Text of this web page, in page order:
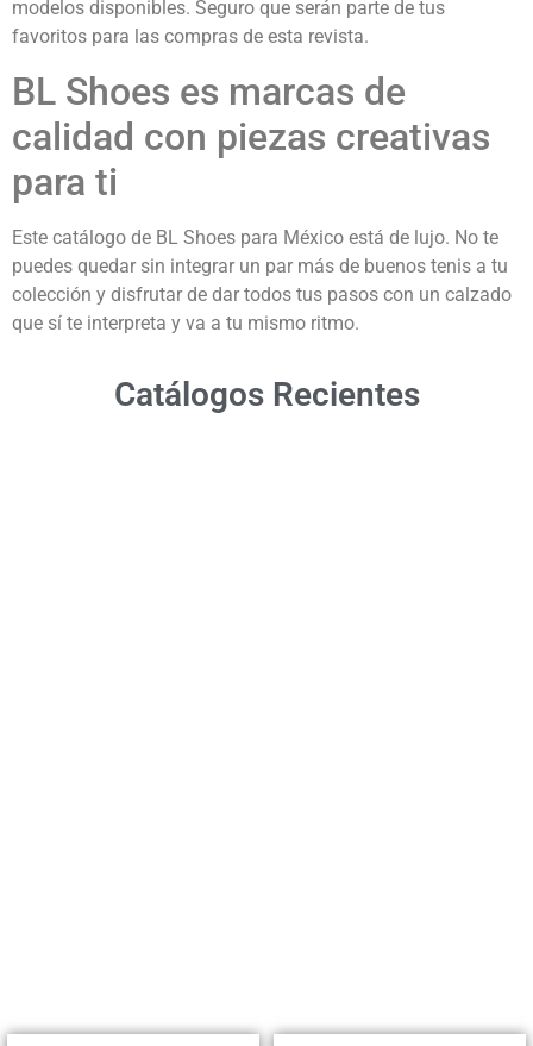
modelos disponibles. Seguro que serán parte de tus
favoritos para las compras de esta revista.
BL Shoes es marcas de
calidad con piezas creativas
para ti
Este catálogo de BL Shoes para México está de lujo. No te
puedes quedar sin integrar un par más de buenos tenis a tu
colección y disfrutar de dar todos tus pasos con un calzado
que sí te interpreta y va a tu mismo ritmo.
Catálogos Recientes